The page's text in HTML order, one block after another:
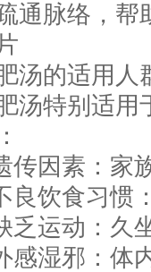
通脉络，帮
汤的适用人
汤特别适用
传因素：家
良饮食习惯
乏运动：久
感湿邪：体